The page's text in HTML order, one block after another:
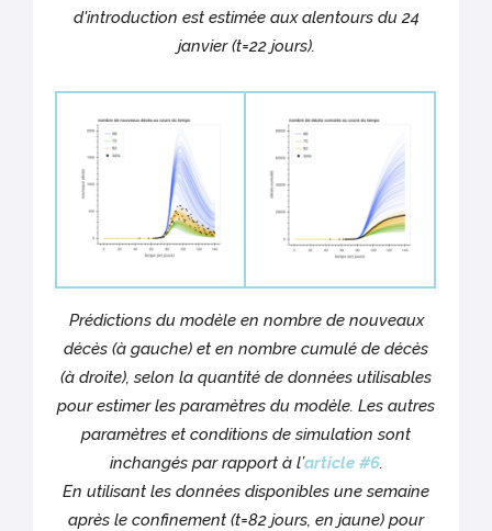
d'introduction est estimée aux alentours du 24
janvier (t=22 jours).
Prédictions du modèle en nombre de nouveaux
décès (à gauche) et en nombre cumulé de décès
(à droite), selon la quantité de données utilisables
pour estimer les paramètres du modèle. Les autres
paramètres et conditions de simulation sont
inchangés par rapport à l’article #6.
En utilisant les données disponibles une semaine
après le confinement (t=82 jours, en jaune) pour